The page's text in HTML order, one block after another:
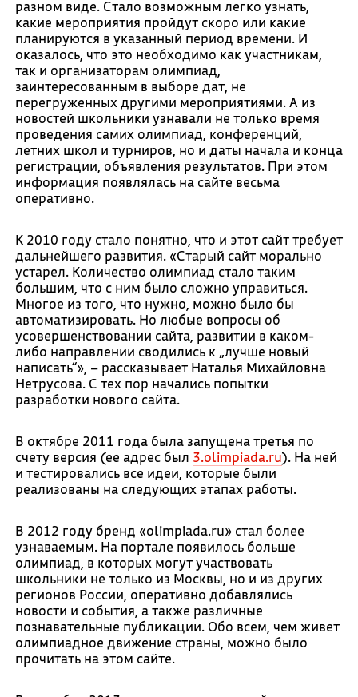
разном виде. Стало возможным легко узнать,
какие мероприятия пройдут скоро или какие
планируются в указанный период времени. И
оказалось, что это необходимо как участникам,
так и организаторам олимпиад,
заинтересованным в выборе дат, не
перегруженных другими мероприятиями. А из
новостей школьники узнавали не только время
проведения самих олимпиад, конференций,
летних школ и турниров, но и даты начала и конца
регистрации, объявления результатов. При этом
информация появлялась на сайте весьма
оперативно.
К 2010 году стало понятно, что и этот сайт требует
дальнейшего развития. «Старый сайт морально
устарел. Количество олимпиад стало таким
большим, что с ним было сложно управиться.
Многое из того, что нужно, можно было бы
автоматизировать. Но любые вопросы об
усовершенствовании сайта, развитии в каком-
либо направлении сводились к „лучше новый
написать“», – рассказывает Наталья Михайловна
Нетрусова. С тех пор начались попытки
разработки нового сайта.
В октябре 2011 года была запущена третья по
счету версия (ее адрес был 3.olimpiada.ru). На ней
и тестировались все идеи, которые были
реализованы на следующих этапах работы.
В 2012 году бренд «olimpiada.ru» стал более
узнаваемым. На портале появилось больше
олимпиад, в которых могут участвовать
школьники не только из Москвы, но и из других
регионов России, оперативно добавлялись
новости и события, а также различные
познавательные публикации. Обо всем, чем живет
олимпиадное движение страны, можно было
прочитать на этом сайте.